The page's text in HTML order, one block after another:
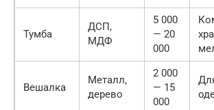
Тумба
ДСП,
МДФ
5 000
— 20
000
Вешалка
Металл,
дерево
2 000
— 15
000